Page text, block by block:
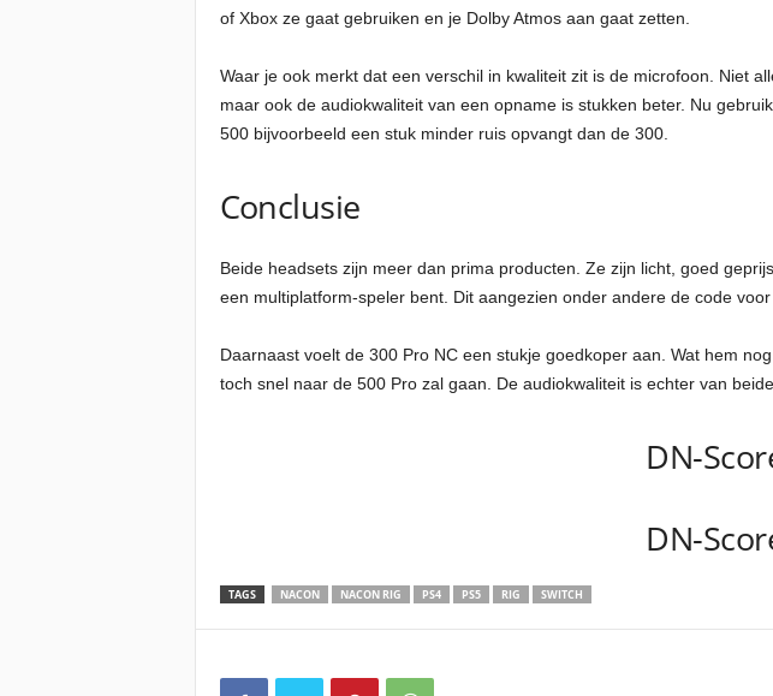
of Xbox ze gaat gebruiken en je Dolby Atmos aan gaat zetten.
Waar je ook merkt dat een verschil in kwaliteit zit is de microfoon. Niet
maar ook de audiokwaliteit van een opname is stukken beter. Nu
500 bijvoorbeeld een stuk minder ruis opvangt dan de 300.
Conclusie
Beide headsets zijn meer dan prima producten. Ze zijn licht, goed
een multiplatform-speler bent. Dit aangezien onder andere de code
Daarnaast voelt de 300 Pro NC een stukje goedkoper aan. Wat hem
toch snel naar de 500 Pro zal gaan. De audiokwaliteit is echter van
DN-
DN-
TAGS NACON NACON RIG PS4 PS5 RIG SWITCH